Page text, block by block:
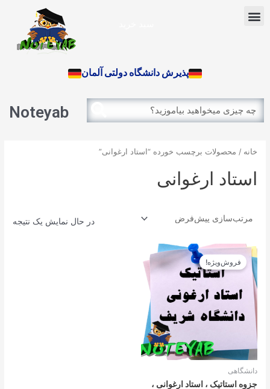
Menu
پذیرش دانشگاه دولتی آلمان
Search
Search
Noteyab
خانه / محصولات برچسب خورده “استاد ارغوانی”
استاد ارغوانی
در حال نمایش یک نتیجه
فروش‌ویژه!
دانشگاهی
جزوه استاتیک ، استاد ارغوانی ،
قیمت
اصلی
12.900تومان
بود.
قیمت
11.610تومان